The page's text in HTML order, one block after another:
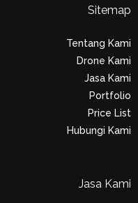
Sitemap
Tentang Kami
Drone Kami
Jasa Kami
Portfolio
Price List
Hubungi Kami
Jasa Kami